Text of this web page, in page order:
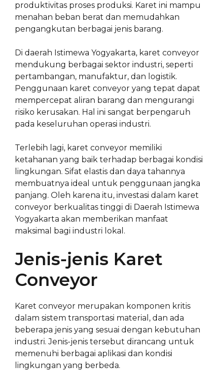
produktivitas proses produksi. Karet ini mampu
menahan beban berat dan memudahkan
pengangkutan berbagai jenis barang.
Di daerah Istimewa Yogyakarta, karet conveyor
mendukung berbagai sektor industri, seperti
pertambangan, manufaktur, dan logistik.
Penggunaan karet conveyor yang tepat dapat
mempercepat aliran barang dan mengurangi
risiko kerusakan. Hal ini sangat berpengaruh
pada keseluruhan operasi industri.
Terlebih lagi, karet conveyor memiliki
ketahanan yang baik terhadap berbagai kondisi
lingkungan. Sifat elastis dan daya tahannya
membuatnya ideal untuk penggunaan jangka
panjang. Oleh karena itu, investasi dalam karet
conveyor berkualitas tinggi di Daerah Istimewa
Yogyakarta akan memberikan manfaat
maksimal bagi industri lokal.
Jenis-jenis Karet
Conveyor
Karet conveyor merupakan komponen kritis
dalam sistem transportasi material, dan ada
beberapa jenis yang sesuai dengan kebutuhan
industri. Jenis-jenis tersebut dirancang untuk
memenuhi berbagai aplikasi dan kondisi
lingkungan yang berbeda.